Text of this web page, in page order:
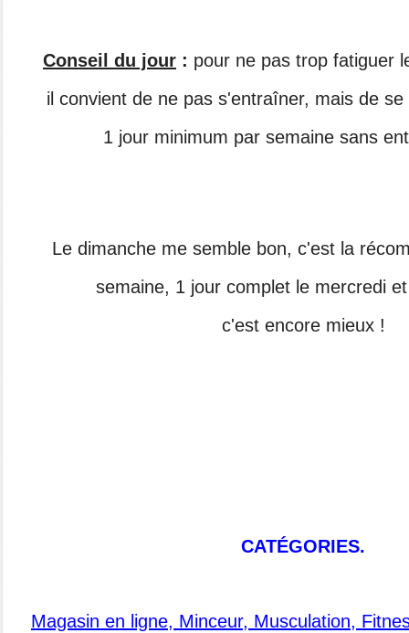
Conseil du jour : pour ne pas trop fatiguer
il convient de ne pas s'entraîner, mais de
1 jour minimum par semaine sans
Le dimanche me semble bon, c'est la
semaine, 1 jour complet le mercredi
c'est encore mieux !
CATÉGORIES.
Magasin en ligne, Minceur, Musculation,